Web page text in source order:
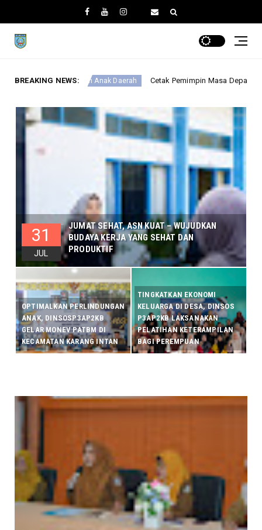
BREAKING NEWS:
Daerah Cetak Pemimpin Masa Depan, Karang Intan Resmi Bentuk
JUMAT SEHAT, ASN KUAT – WUJUDKAN
BUDAYA KERJA YANG SEHAT DAN
PRODUKTIF
31
JUL
OPTIMALKAN PERLINDUNGAN
ANAK, DINSOSP3AP2KB
GELAR MONEV PATBM DI
KECAMATAN KARANG INTAN
TINGKATKAN EKONOMI
KELUARGA DI DESA, DINSOS
P3AP2KB LAKSANAKAN
PELATIHAN KETERAMPILAN
BAGI PEREMPUAN